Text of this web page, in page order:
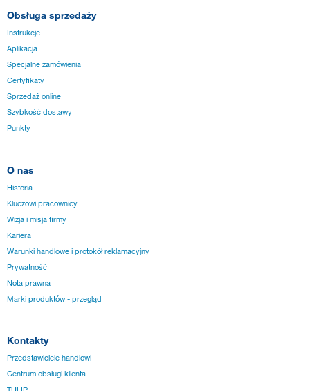
Obsługa sprzedaży
Instrukcje
Aplikacja
Specjalne zamówienia
Certyfikaty
Sprzedaż online
Szybkość dostawy
Punkty
O nas
Historia
Kluczowi pracownicy
Wizja i misja firmy
Kariera
Warunki handlowe i protokół reklamacyjny
Prywatność
Nota prawna
Marki produktów - przegląd
Kontakty
Przedstawiciele handlowi
Centrum obsługi klienta